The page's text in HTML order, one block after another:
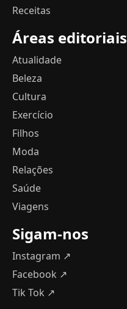
Receitas
Áreas editoriais
Atualidade
Beleza
Cultura
Exercício
Filhos
Moda
Relações
Saúde
Viagens
Sigam-nos
Instagram ↗
Facebook ↗
Tik Tok ↗